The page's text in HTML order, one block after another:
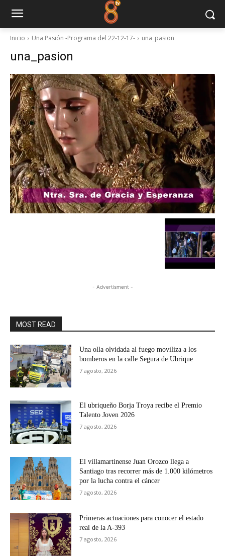
Inicio Una Pasión -Programa del 22-12-17- una_pasion
una_pasion
- Advertisment -
MOST READ
Una olla olvidada al fuego moviliza a los
bomberos en la calle Segura de Ubrique
7 agosto, 2026
El ubriqueño Borja Troya recibe el Premio
Talento Joven 2026
7 agosto, 2026
El villamartinense Juan Orozco llega a
Santiago tras recorrer más de 1.000 kilómetros
por la lucha contra el cáncer
7 agosto, 2026
Primeras actuaciones para conocer el estado
real de la A-393
7 agosto, 2026